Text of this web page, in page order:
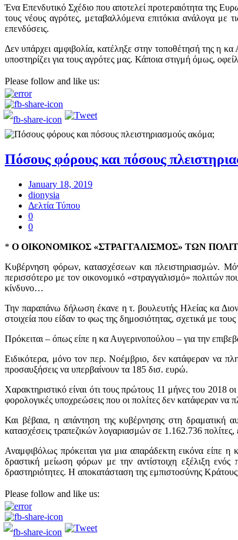
Ένα Επενδυτικό Σχέδιο που αποτελεί προτεραιότητα της
τους νέους αγρότες, μεταβαλλόμενα επιτόκια ανάλογα με
επενδύσεις.
Δεν υπάρχει αμφιβολία, κατέληξε στην τοποθέτησή της η
υποστηρίζει για τους αγρότες μας. Κάποια στιγμή όμως,
Please follow and like us:
Πόσους φόρους και πόσους
January 18, 2019
dionysia
Δελτία Τύπου
0
0
* Ο ΟΙΚΟΝΟΜΙΚΟΣ «ΣΤΡΑΓΓΑΛΙΣΜΟΣ» ΤΩΝ
Κυβέρνηση φόρων, κατασχέσεων και πλειστηριασμών.
περισσότερο με τον οικονομικό «στραγγαλισμό» πολιτών
κίνδυνο…
Την παραπάνω δήλωση έκανε η τ. βουλευτής Ηλείας κα
στοιχεία που είδαν το φως της δημοσιότητας, σχετικά με
Πρόκειται – όπως είπε η κα Αυγερινοπούλου – για την
Ειδικότερα, μόνο τον περ. Νοέμβριο, δεν κατάφεραν να
προσαυξήσεις να υπερβαίνουν τα 185 δισ. ευρώ.
Χαρακτηριστικό είναι ότι τους πρώτους 11 μήνες του
φορολογικές υποχρεώσεις που οι πολίτες δεν κατάφεραν να
Και βέβαια, η απάντηση της κυβέρνησης στη δραματική
κατασχέσεις τραπεζικών λογαριασμών σε 1.162.736
Αναμφιβόλως πρόκειται για μια απαράδεκτη εικόνα
δραστική μείωση φόρων με την αντίστοιχη εξέλιξη ενός
δραστηριότητες. Η αποκατάσταση της εμπιστοσύνης
Please follow and like us: